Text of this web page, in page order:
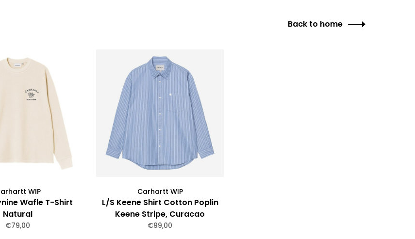
Back to home
WIP
Wafle T-Shirt
Natural
€79,00
Carhartt WIP
L/S Keene Shirt Cotton Poplin
Keene Stripe, Curacao
€99,00